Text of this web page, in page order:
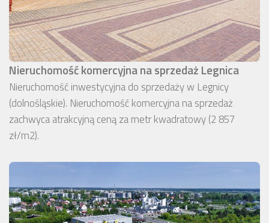
Nieruchomość komercyjna na sprzedaż Legnica
Nieruchomość inwestycyjna do sprzedaży w Legnicy
(dolnośląskie). Nieruchomość komercyjna na sprzedaż
zachwyca atrakcyjną ceną za metr kwadratowy (2 857
zł/m2).